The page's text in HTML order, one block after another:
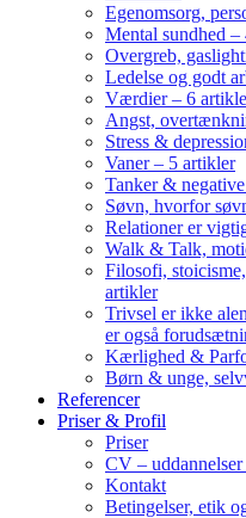
Egenomsorg,
Mental sundhed
Overgreb,
Ledelse og godt
Værdier – 6
Angst,
Stress &
Vaner – 5 artikler
Tanker &
Søvn, hvorfor
Relationer er
Walk & Talk,
Filosofi,
artikler
Trivsel er ikke
er også
Kærlighed &
Børn & unge,
Referencer
Priser & Profil
Priser
CV –
Kontakt
Betingelser, etik